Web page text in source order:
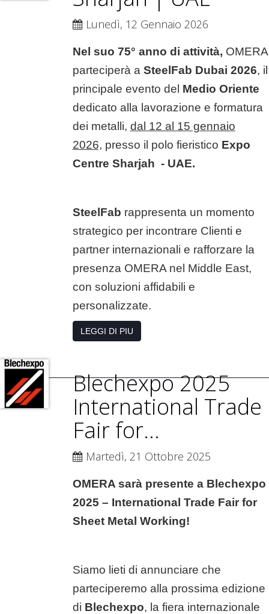
Lunedì, 12 Gennaio 2026
Nel suo 75° anno di attività, OMERA
parteciperà a SteelFab Dubai 2026, il
principale evento del Medio Oriente
dedicato alla lavorazione e formatura
dei metalli, dal 12 al 15 gennaio
2026, presso il polo fieristico Expo
Centre Sharjah - UAE.
SteelFab rappresenta un momento
strategico per incontrare Clienti e
partner internazionali e rafforzare la
presenza OMERA nel Middle East,
con soluzioni affidabili e
personalizzate.
LEGGI DI PIU
Blechexpo 2025
International Trade
Fair for...
Martedì, 21 Ottobre 2025
OMERA sarà presente a Blechexpo
2025 – International Trade Fair for
Sheet Metal Working!
Siamo lieti di annunciare che
parteciperemo alla prossima edizione
di Blechexpo, la fiera internazionale